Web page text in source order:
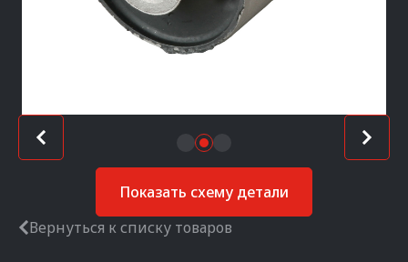
Показать схему детали
Вернуться к списку товаров